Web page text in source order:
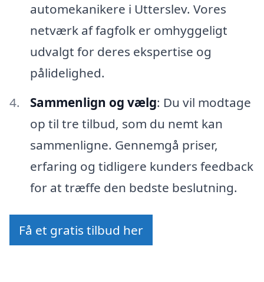
automekanikere i Utterslev. Vores
netværk af fagfolk er omhyggeligt
udvalgt for deres ekspertise og
pålidelighed.
Sammenlign og vælg: Du vil modtage
op til tre tilbud, som du nemt kan
sammenligne. Gennemgå priser,
erfaring og tidligere kunders feedback
for at træffe den bedste beslutning.
Få et gratis tilbud her